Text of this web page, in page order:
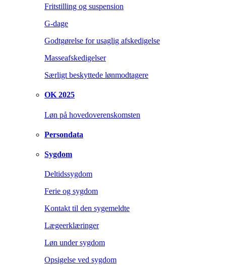
Fritstilling og suspension
G-dage
Godtgørelse for usaglig afskedigelse
Masseafskedigelser
Særligt beskyttede lønmodtagere
OK 2025
Løn på hovedoverenskomsten
Persondata
Sygdom
Deltidssygdom
Ferie og sygdom
Kontakt til den sygemeldte
Lægeerklæringer
Løn under sygdom
Opsigelse ved sygdom